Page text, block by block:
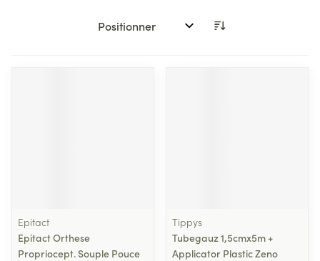
Trier par:
Epitact
Epitact Orthese
Propriocept. Souple Pouce
Tippys
Tubegauz 1,5cmx5m +
Applicator Plastic Zeno